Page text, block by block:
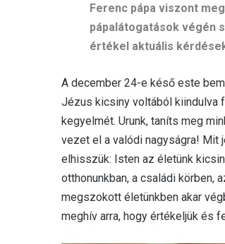
Ferenc pápa viszont
pápalátogatások végén
értékel aktuális
A december 24-e késő este
Jézus kicsiny voltából kiindulva
kegyelmét. Urunk, taníts meg
vezet el a valódi nagyságra! Mit
elhisszük: Isten az életünk
otthonunkban, a családi körben,
megszokott életünkben akar
meghív arra, hogy értékeljük és